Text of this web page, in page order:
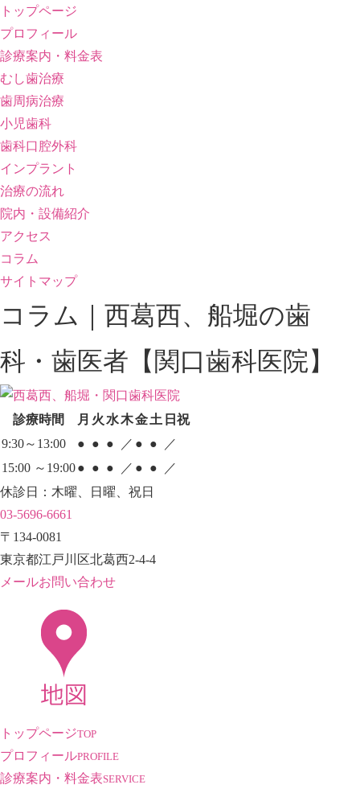
トップページ
プロフィール
診療案内・料金表
むし歯治療
歯周病治療
小児歯科
歯科口腔外科
インプラント
治療の流れ
院内・設備紹介
アクセス
コラム
サイトマップ
コラム｜西葛西、船堀の歯
科・歯医者【関口歯科医院】
診療時間 月 火 水木金土 日祝
9:30～13:00
● ● ● ／ ● ●
／
15:00 ～19:00● ● ● ／ ● ●
／
休診日：木曜、日曜、祝日
03-5696-6661
〒134-0081
東京都江戸川区北葛西2-4-4
メールお問い合わせ
トップページTOP
プロフィールPROFILE
診療案内・料金表SERVICE